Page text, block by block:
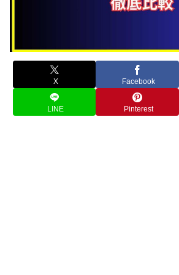
X Facebook
LINE Pinterest